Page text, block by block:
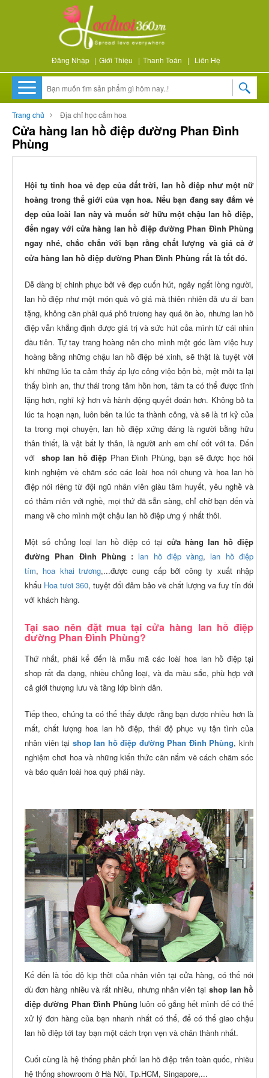
Đăng Nhập | Giới Thiệu | Thanh Toán | Liên Hệ
Trang chủ Địa chỉ học cắm hoa
Cửa hàng lan hồ điệp đường Phan Đình
Phùng
Hội tụ tinh hoa vẻ đẹp của đất trời, lan hồ điệp như một nữ
hoàng trong thế giới của vạn hoa. Nếu bạn đang say đắm vẻ
đẹp của loài lan này và muốn sở hữu một chậu lan hồ điệp,
đến ngay với cửa hàng lan hồ điệp đường Phan Đình Phùng
ngay nhé, chắc chắn với bạn rằng chất lượng và giá cả ở
cửa hàng lan hồ điệp đường Phan Đình Phùng rất là tốt đó.
Dễ dàng bị chinh phục bởi vẻ đẹp cuốn hút, ngây ngất lòng người,
lan hồ điệp như một món quà vô giá mà thiên nhiên đã ưu ái ban
tặng, không cần phải quá phô trương hay quá ồn ào, nhưng lan hồ
điệp vẫn khẳng định được giá trị và sức hút của mình từ cái nhìn
đầu tiên. Tự tay trang hoàng nên cho mình một góc làm việc huy
hoàng bằng những chậu lan hồ điệp bé xinh, sẽ thật là tuyệt vời
khi những lúc ta cảm thấy áp lực công việc bộn bề, mệt mỏi ta lại
thấy bình an, thư thái trong tâm hồn hơn, tâm ta có thể được tĩnh
lặng hơn, nghĩ kỹ hơn và hành động quyết đoán hơn. Không bỏ ta
lúc ta hoạn nạn, luôn bên ta lúc ta thành công, và sẽ là tri kỷ của
ta trong mọi chuyện, lan hồ điệp xứng đáng là người bằng hữu
thân thiết, là vật bất ly thân, là người anh em chí cốt với ta. Đến
với shop lan hồ điệp Phan Đình Phùng, bạn sẽ được học hỏi
kinh nghiệm về chăm sóc các loài hoa nói chung và hoa lan hồ
điệp nói riêng từ đội ngũ nhân viên giàu tâm huyết, yêu nghề và
có thâm niên với nghề, mọi thứ đã sẵn sàng, chỉ chờ bạn đến và
mang về cho mình một chậu lan hồ điệp ưng ý nhất thôi.
Một số chủng loại lan hồ điệp có tại cửa hàng lan hồ điệp
đường Phan Đình Phùng :lan hồ điệp vàng,lan hồ điệp
tím, hoa khai trương,...được cung cấp bởi công ty xuất nhập
khẩu Hoa tươi 360, tuyệt đối đảm bảo về chất lượng va fuy tín đối
với khách hàng.
Tại sao nên đặt mua tại cửa hàng lan hồ điệp
đường Phan Đình Phùng?
Thứ nhất, phải kể đến là mẫu mã các loài hoa lan hồ điệp tại
shop rất đa dạng, nhiều chủng loại, và đa màu sắc, phù hợp với
cả giới thượng lưu và tầng lớp bình dân.
Tiếp theo, chúng ta có thể thấy được rằng bạn được nhiều hơn là
mất, chất lượng hoa lan hồ điệp, thái độ phục vụ tận tình của
nhân viên tại shop lan hồ điệp đường Phan Đình Phùng, kinh
nghiệm chơi hoa và những kiến thức cần nắm về cách chăm sóc
và bảo quản loài hoa quý phải này.
Kế đến là tốc độ kịp thời của nhân viên tại cửa hàng, có thể nói
dù đơn hàng nhiều và rất nhiều, nhưng nhân viên tại shop lan hồ
điệp đường Phan Đình Phùng luôn cố gắng hết mình để có thể
xử lý đơn hàng của bạn nhanh nhất có thể, để có thể giao chậu
lan hồ điệp tới tay bạn một cách trọn vẹn và chân thành nhất.
Cuối cùng là hệ thống phân phối lan hồ điệp trên toàn quốc, nhiều
hệ thống showroom ở Hà Nội, Tp.HCM, Singapore,...